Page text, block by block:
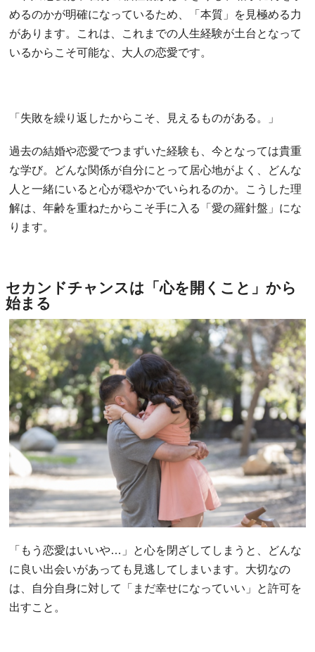
めるのかが明確になっているため、「本質」を見極める力
があります。これは、これまでの人生経験が土台となって
いるからこそ可能な、大人の恋愛です。
「失敗を繰り返したからこそ、見えるものがある。」
過去の結婚や恋愛でつまずいた経験も、今となっては貴重
な学び。どんな関係が自分にとって居心地がよく、どんな
人と一緒にいると心が穏やかでいられるのか。こうした理
解は、年齢を重ねたからこそ手に入る「愛の羅針盤」にな
ります。
セカンドチャンスは「心を開くこと」から
始まる
「もう恋愛はいいや…」と心を閉ざしてしまうと、どんな
に良い出会いがあっても見逃してしまいます。大切なの
は、自分自身に対して「まだ幸せになっていい」と許可を
出すこと。